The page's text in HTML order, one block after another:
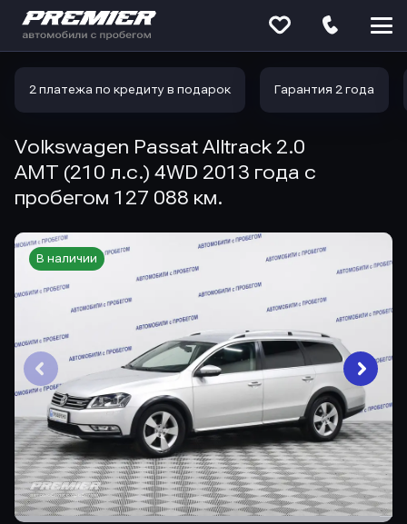
2 платежа по кредиту в подарок Гарантия 2 года
Volkswagen Passat Alltrack 2.0
AMT (210 л.с.) 4WD 2013 года с
пробегом 127 088 км.
В наличии